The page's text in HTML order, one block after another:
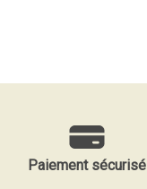
Paiement sécurisé